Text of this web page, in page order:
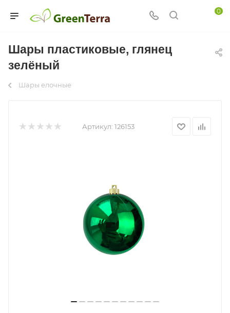
0
Шары пластиковые, глянец
зелёный
Шары елочные
Артикул: 126153